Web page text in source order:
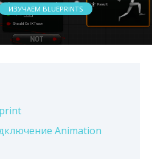
ИЗУЧАЕМ BLUEPRINTS
Animation